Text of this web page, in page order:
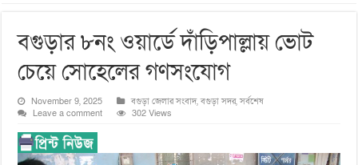
বগুড়ার ৮নং ওয়ার্ডে দাঁড়িপাল্লায় ভোট
চেয়ে সোহেলের গণসংযোগ
November 9, 2025 বগুড়া জেলার সংবাদ,বগুড়া সদর,সর্বশেষ
Leave a comment
302 Views